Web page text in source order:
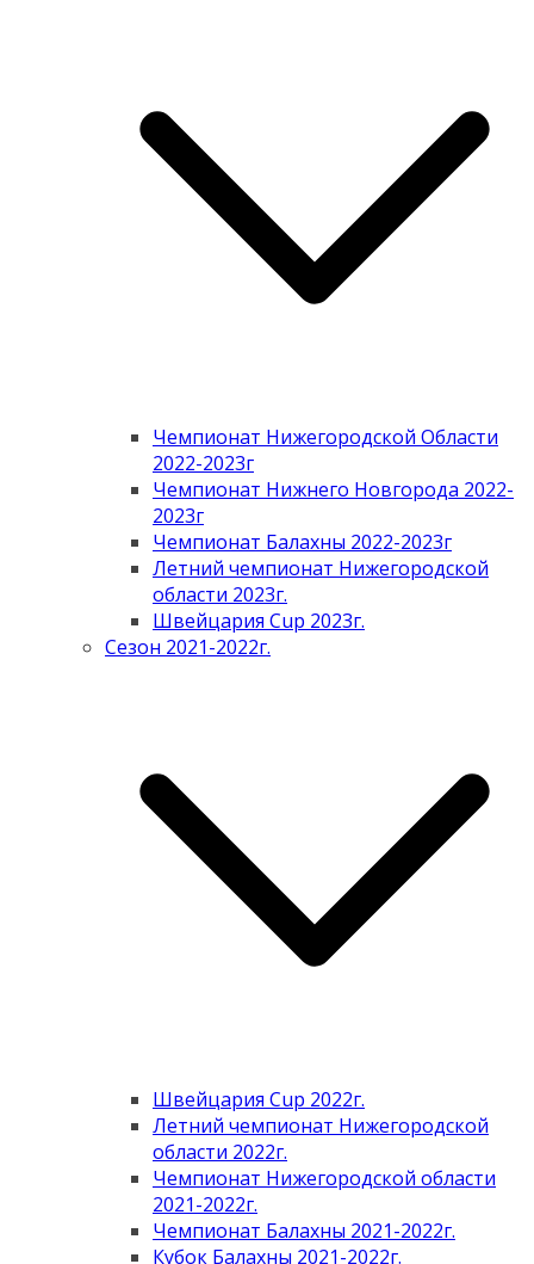
Чемпионат Нижегородской Области
2022-2023г
Чемпионат Нижнего Новгорода 2022-
2023г
Чемпионат Балахны 2022-2023г
Летний чемпионат Нижегородской
области 2023г.
Швейцария Cup 2023г.
Сезон 2021-2022г.
Швейцария Cup 2022г.
Летний чемпионат Нижегородской
области 2022г.
Чемпионат Нижегородской области
2021-2022г.
Чемпионат Балахны 2021-2022г.
Кубок Балахны 2021-2022г.